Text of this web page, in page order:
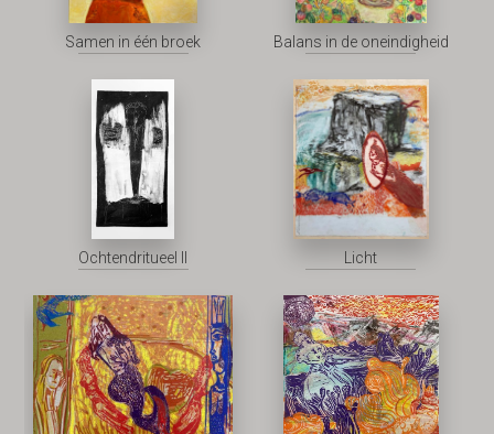
Samen in één broek Balans in de oneindigheid
Ochtendritueel II Licht